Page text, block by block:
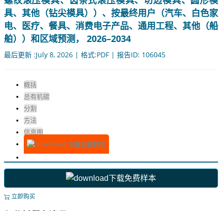
具、其他（钻尖模具））、按最终用户（汽车、白色家
电、医疗、餐具、消费电子产品、通用工程、其他（船
舶））和区域预测， 2026–2034
最后更新 :July 8, 2026 | 格式:PDF | 报告ID: 106045
概括
总有机碳
分割
方法
信息图
下载免费样本
下载免费样本
立即购买